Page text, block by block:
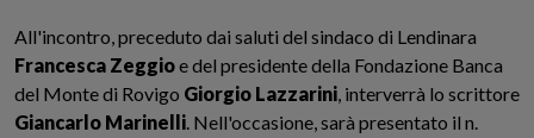
All'incontro, preceduto dai saluti del sindaco di Lendinara
Francesca Zeggioe del presidente della Fondazione Banca
del Monte di Rovigo Giorgio Lazzarini, interverrà lo scrittore
Giancarlo Marinelli. Nell'occasione, sarà presentato il n.